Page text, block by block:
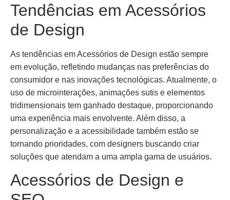
Tendências em Acessórios
de Design
As tendências em Acessórios de Design estão sempre
em evolução, refletindo mudanças nas preferências do
consumidor e nas inovações tecnológicas. Atualmente, o
uso de microinterações, animações sutis e elementos
tridimensionais tem ganhado destaque, proporcionando
uma experiência mais envolvente. Além disso, a
personalização e a acessibilidade também estão se
tornando prioridades, com designers buscando criar
soluções que atendam a uma ampla gama de usuários.
Acessórios de Design e